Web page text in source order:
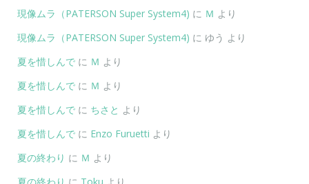
現像ムラ（PATERSON Super System4) に Ｍ より
現像ムラ（PATERSON Super System4) に ゆう より
夏を惜しんで に Ｍ より
夏を惜しんで に Ｍ より
夏を惜しんで に ちさと より
夏を惜しんで に Enzo Furuetti より
夏の終わり に Ｍ より